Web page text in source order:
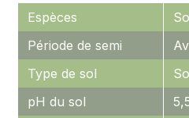
Espèces
Période de semi
Type de sol
pH du sol